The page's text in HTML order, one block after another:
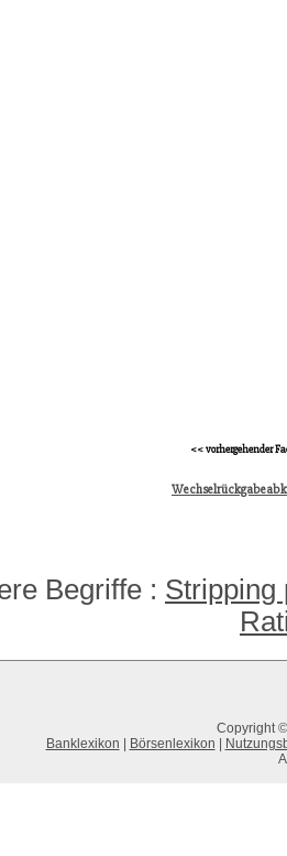
<< vorhergehender
Begriffe : Stripping
Copyright
Banklexikon
Börsenlexikon